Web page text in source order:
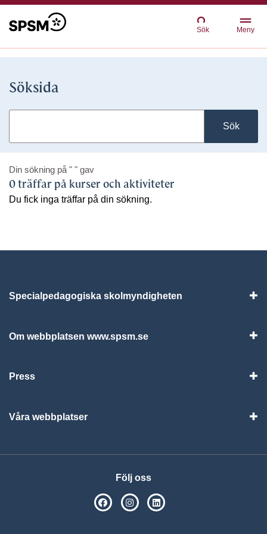
Sök Meny
Söksida
Sök
Din sökning på " " gav
0 träffar på kurser och aktiviteter
Du fick inga träffar på din sökning.
Specialpedagogiska skolmyndigheten
Om webbplatsen www.spsm.se
Press
Våra webbplatser
Följ oss
SPSM på Facebook
SPSM på Instagram